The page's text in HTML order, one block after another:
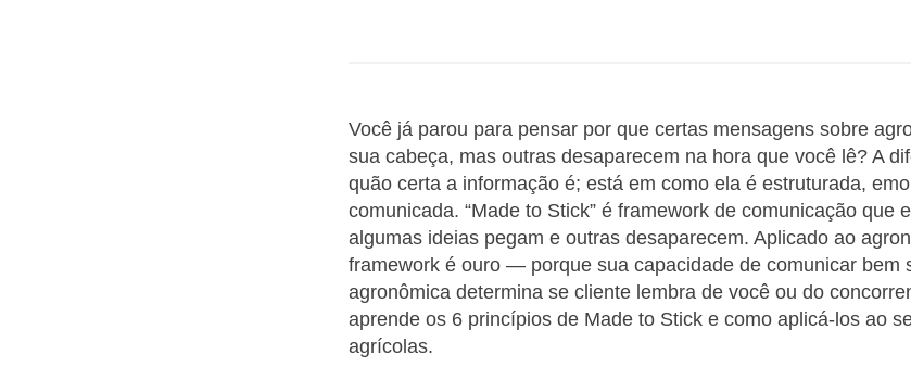
Você já parou para pensar por que certas mensagens sobre
sua cabeça, mas outras desaparecem na hora que você lê? A
quão certa a informação é; está em como ela é estruturada,
comunicada. “Made to Stick” é framework de comunicação que
algumas ideias pegam e outras desaparecem. Aplicado ao
framework é ouro — porque sua capacidade de comunicar bem
agronômica determina se cliente lembra de você ou do
aprende os 6 princípios de Made to Stick e como aplicá-los ao
agrícolas.